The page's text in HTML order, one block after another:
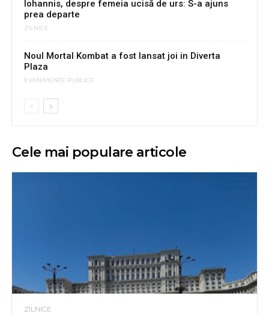
Iohannis, despre femeia ucisă de urs: S-a ajuns
prea departe
ZILNICE
Noul Mortal Kombat a fost lansat joi in Diverta
Plaza
EVENIMENTE PUBLICE
Cele mai populare articole
ZILNICE